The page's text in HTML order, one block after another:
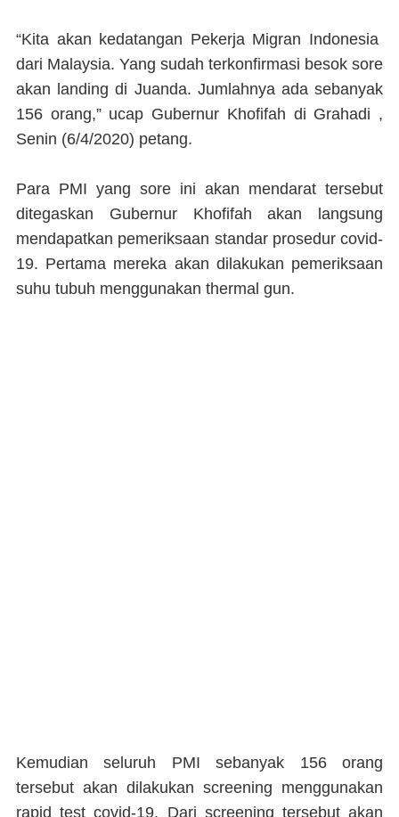
“Kita akan kedatangan Pekerja Migran Indonesia
dari Malaysia. Yang sudah terkonfirmasi besok sore
akan landing di Juanda. Jumlahnya ada sebanyak
156 orang,” ucap Gubernur Khofifah di Grahadi ,
Senin (6/4/2020) petang.
Para PMI yang sore ini akan mendarat tersebut
ditegaskan Gubernur Khofifah akan langsung
mendapatkan pemeriksaan standar prosedur covid-
19. Pertama mereka akan dilakukan pemeriksaan
suhu tubuh menggunakan thermal gun.
Kemudian seluruh PMI sebanyak 156 orang
tersebut akan dilakukan screening menggunakan
rapid test covid-19. Dari screening tersebut akan